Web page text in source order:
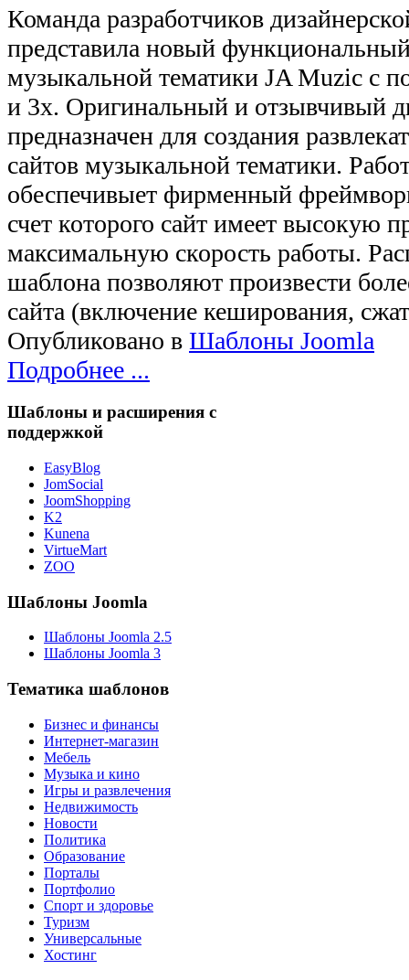
Команда разработчиков
представила новый
музыкальной тематики JA Muzic с
и 3x. Оригинальный и отзывчивый
предназначен для создания
сайтов музыкальной тематики.
обеспечивыет фирменный
счет которого сайт имеет высокую
максимальную скорость работы.
шаблона позволяют произвести
сайта (включение кеширования,
Опубликовано в Шаблоны Joomla
Подробнее ...
Шаблоны и расширения с
поддержкой
EasyBlog
JomSocial
JoomShopping
K2
Kunena
VirtueMart
ZOO
Шаблоны Joomla
Шаблоны Joomla 2.5
Шаблоны Joomla 3
Тематика шаблонов
Бизнес и финансы
Интернет-магазин
Мебель
Музыка и кино
Игры и развлечения
Недвижимость
Новости
Политика
Образование
Порталы
Портфолио
Спорт и здоровье
Туризм
Универсальные
Хостинг